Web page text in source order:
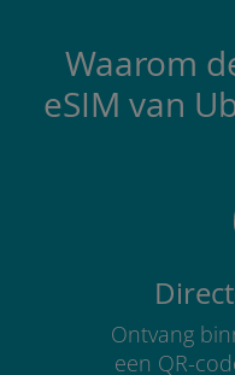
Waarom
eSIM van
Ontvang
een QR-